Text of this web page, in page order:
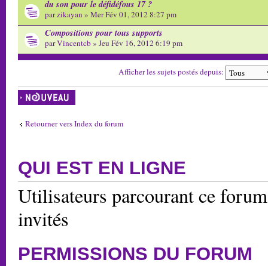
du son pour le défidéfous 17 ?
parzikayan » Mer Fév 01, 2012 8:27 pm
Compositions pour tous supports
parVincentcb » Jeu Fév 16, 2012 6:19 pm
Afficher les sujets postés depuis:
Écrire un nouveau
sujet
Retourner vers Index du forum
QUI EST EN LIGNE
Utilisateurs parcourant ce
invités
PERMISSIONS DU FORUM